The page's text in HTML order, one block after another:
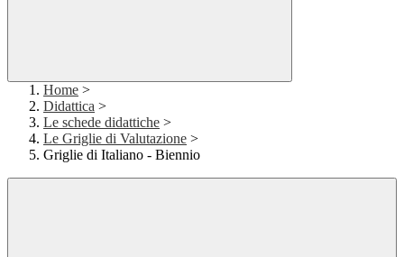
Home >
Didattica >
Le schede didattiche >
Le Griglie di Valutazione >
Griglie di Italiano - Biennio